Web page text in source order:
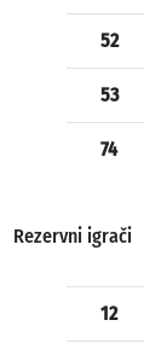
52
53
74
Rezervni igrači
12